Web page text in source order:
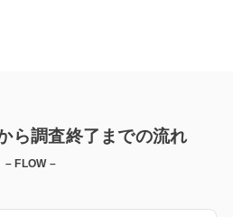
ら調査終了までの流れ
– FLOW –